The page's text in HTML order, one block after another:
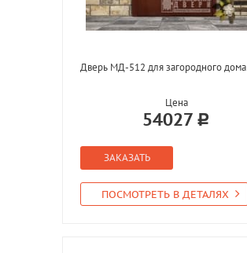
Дверь МД-512 для загородного дома
Цена
54027
ЗАКАЗАТЬ
ПОСМОТРЕТЬ В ДЕТАЛЯХ